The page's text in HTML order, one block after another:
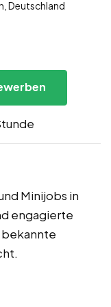
Deutschland
Minijobs in
engagierte
bekannte